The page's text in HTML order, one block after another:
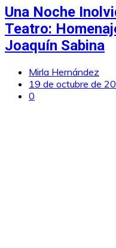
Una Noche
Teatro:
Joaquín Sabina
Mirla Hernández
19 de octubre de
0